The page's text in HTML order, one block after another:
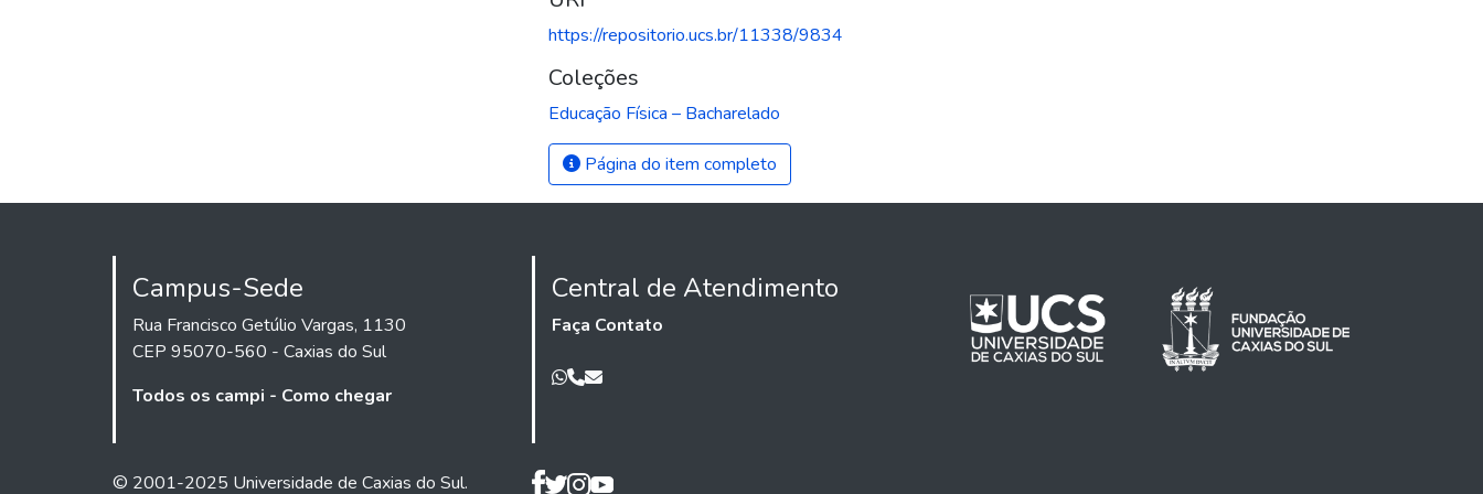
https://repositorio.ucs.br/11338/9834
Coleções
Educação Física – Bacharelado
Página do item completo
Campus-Sede
Rua Francisco Getúlio Vargas, 1130
CEP 95070-560 - Caxias do Sul
Todos os campi - Como chegar
Central de Atendimento
Faça Contato
© 2001-2025 Universidade de Caxias do Sul.